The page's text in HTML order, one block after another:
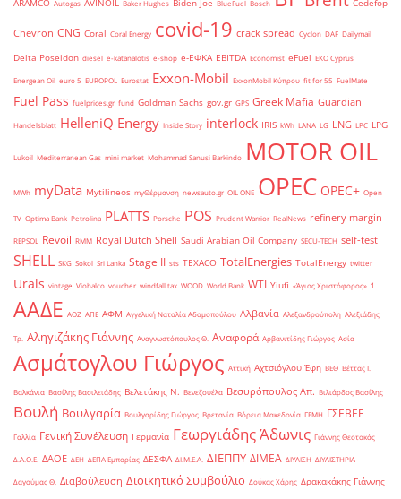
ARAMCO Autogas AVINOIL Baker Hughes Biden Joe BlueFuel Bosch Cedefop
Chevron CNG Coral Coral Energy covid-19 crack spread Cyclon DAF Dailymail
Delta Poseidon diesel e-katanalotis e-shop e-ΕΦΚΑ EBITDA Economist eFuel EKO Cyprus
Energean Oil euro 5 EUROPOL Eurostat Exxon-Mobil ExxonMobil Κύπρου fit for 55 FuelMate
Fuel Pass fuelprices.gr fund Goldman Sachs gov.gr GPS Greek Mafia Guardian
Handelsblatt HelleniQ Energy Inside Story interlock IRIS kWh LANA LG LNG LPC LPG
Lukoil Mediterranean Gas mini market Mohammad Sanusi Barkindo MOTOR OIL
MWh myData Mytilineos myΘέρμανση newsauto.gr OIL ONE OPEC OPEC+ Open
TV Optima Bank Petrolina PLATTS Porsche POS Prudent Warrior RealNews refinery margin
REPSOL Revoil RMM Royal Dutch Shell Saudi Arabian Oil Company SECU-TECH self-test
SHELL SKG Sokol Sri Lanka Stage II sts TEXACO TotalEnergies TotalEnergy twitter
Urals vintage Viohalco voucher windfall tax WOOD World Bank WTI Yiufi «Άγιος Χριστόφορος» ΄1
ΑΑΔΕ ΑΟΖ ΑΠΕ ΑΦΜ Αγγελική Ναταλία Αδαμοπούλου Αλβανία Αλεξανδρούπολη Αλεξιάδης
Τρ. Αληγιζάκης Γιάννης Αναγνωστόπουλος Θ. Αναφορά Αρβανιτίδης Γιώργος Ασία
Ασμάτογλου Γιώργος Αττική Αχτσιόγλου Έφη ΒΕΘ Βέττας Ι.
Βαλκάνια Βασίλης Βασιλειάδης Βελετάκης Ν. Βενεζουέλα Βεσυρόπουλος Απ. Βιλιάρδος Βασίλης
Βουλή Βουλγαρία Βουλγαρίδης Γιώργος Βρετανία Βόρεια Μακεδονία ΓΕΜΗ ΓΣΕΒΕΕ
Γαλλία Γενική Συνέλευση Γερμανία Γεωργιάδης Άδωνις Γιάννης Θεοτοκάς
Δ.Α.Ο.Ε. ΔΑΟΕ ΔΕΗ ΔΕΠΑ Εμπορίας ΔΕΣΦΑ ΔΙ.Μ.Ε.Α. ΔΙΕΠΠΥ ΔΙΜΕΑ ΔΙΥΛΙΣΗ ΔΙΥΛΙΣΤΗΡΙΑ
Δαγούμας Θ. Διαβούλευση Διοικητικό Συμβούλιο Δούκας Χάρης Δρακακάκης Γιάννης